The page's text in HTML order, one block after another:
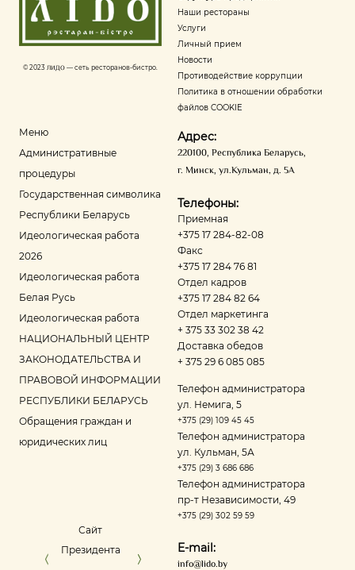
© 2023 ЛИДО — сеть ресторанов-бистро.
Меню
Административные
процедуры
Государственная символика
Республики Беларусь
Идеологическая работа
2026
Идеологическая работа
Белая Русь
Идеологическая работа
НАЦИОНАЛЬНЫЙ ЦЕНТР
ЗАКОНОДАТЕЛЬСТВА И
ПРАВОВОЙ ИНФОРМАЦИИ
РЕСПУБЛИКИ БЕЛАРУСЬ
Обращения граждан и
юридических лиц
Сайт
Президента
Президента
Наши рестораны
Услуги
Личный прием
Новости
Противодействие коррупции
Политика в отношении обработки
файлов COOKIE
Адрес:
220100, Республика Беларусь,
г. Минск, ул.Кульман, д. 5А
Телефоны:
Приемная
+375 17 284-82-08
Факс
+375 17 284 76 81
Отдел кадров
+375 17 284 82 64
Отдел маркетинга
+ 375 33 302 38 42
Доставка обедов
+ 375 29 6 085 085
Телефон администратора
ул. Немига, 5
+375 (29) 109 45 45
Телефон администратора
ул. Кульман, 5А
+375 (29) 3 686 686
Телефон администратора
пр‑т Независимости, 49
+375 (29) 302 59 59
E-mail:
info@lido.by